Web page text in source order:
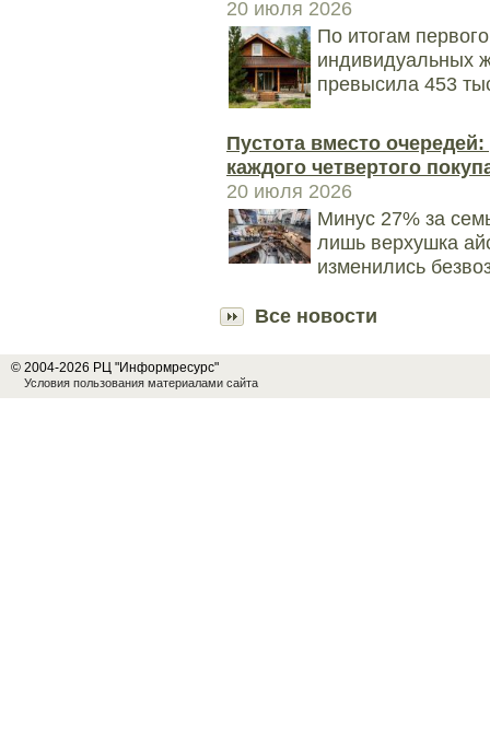
20 июля 2026
По итогам
индивидуальных
превысила 453
Пустота вместо
каждого четвертого
20 июля 2026
Минус 27% за
лишь верхушка
изменились
Все новости
© 2004-2026 РЦ "Информресурс"
Условия пользования материалами сайта